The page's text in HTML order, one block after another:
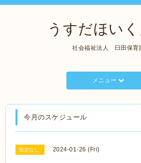
うすだほい
社会福祉法人 臼田保育
メニュー
今月のスケジュール
指定なし 2024-01-26 (Fri)